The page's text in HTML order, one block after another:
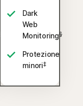
Dark
Web
Monitoring§
Protezione
minori‡